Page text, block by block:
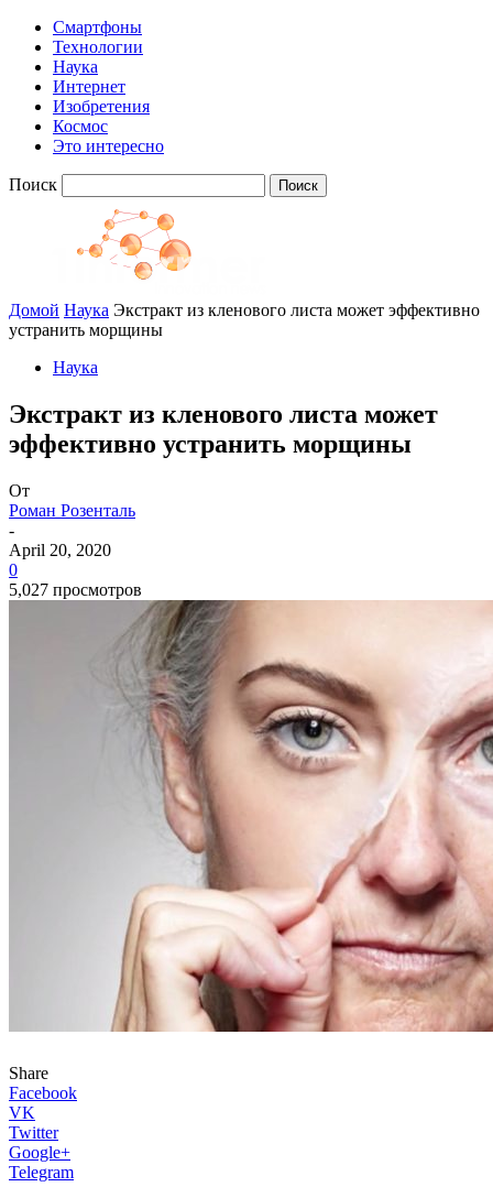
Смартфоны
Технологии
Наука
Интернет
Изобретения
Космос
Это интересно
Поиск
Домой Наука Экстракт из кленового листа может эффективно
устранить морщины
Наука
Экстракт из кленового листа может
эффективно устранить морщины
От
Роман Розенталь
-
April 20, 2020
0
5,027 просмотров
Share
Facebook
VK
Twitter
Google+
Telegram